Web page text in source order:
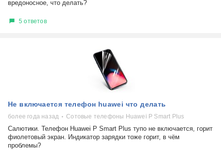
вредоносное, что делать?
5 ответов
Не включается телефон huawei что делать
более года назад Сотовые телефоны Huawei P Smart Plus
Салютики. Телефон Huawei P Smart Plus тупо не включается, горит
фиолетовый экран. Индикатор зарядки тоже горит, в чём
проблемы?